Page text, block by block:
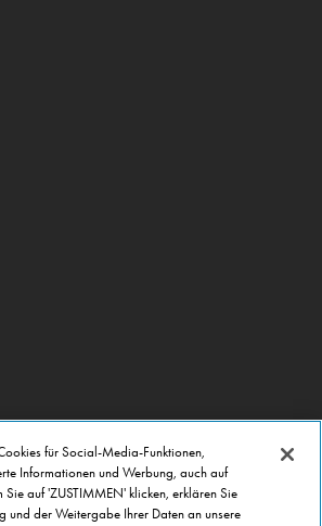
für Social-Media-Funktionen,
Informationen und Werbung, auch auf
Sie auf 'ZUSTIMMEN' klicken, erklären Sie
und der Weitergabe Ihrer Daten an unsere